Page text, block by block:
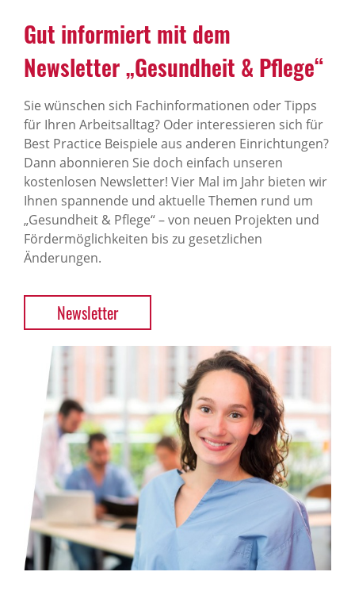
Gut informiert mit dem
Newsletter „Gesundheit & Pflege“
Sie wünschen sich Fachinformationen oder Tipps
für Ihren Arbeitsalltag? Oder interessieren sich für
Best Practice Beispiele aus anderen Einrichtungen?
Dann abonnieren Sie doch einfach unseren
kostenlosen Newsletter! Vier Mal im Jahr bieten wir
Ihnen spannende und aktuelle Themen rund um
„Gesundheit & Pflege“ – von neuen Projekten und
Fördermöglichkeiten bis zu gesetzlichen
Änderungen.
Newsletter